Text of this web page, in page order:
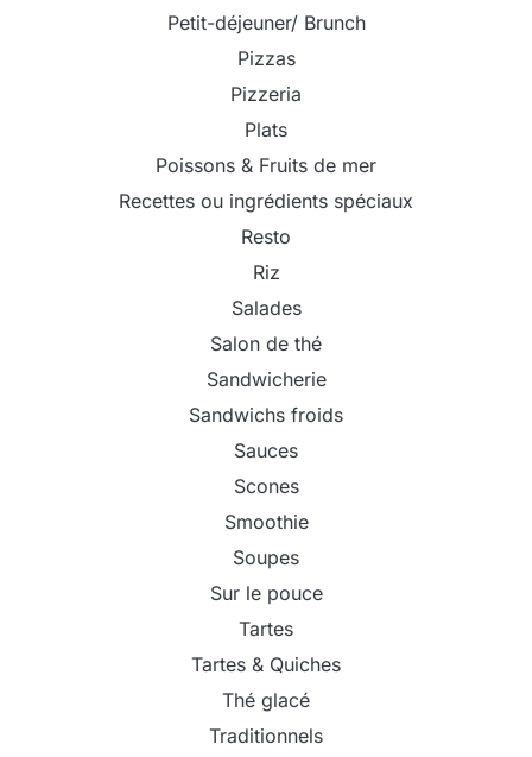
Petit-déjeuner/ Brunch
Pizzas
Pizzeria
Plats
Poissons & Fruits de mer
Recettes ou ingrédients spéciaux
Resto
Riz
Salades
Salon de thé
Sandwicherie
Sandwichs froids
Sauces
Scones
Smoothie
Soupes
Sur le pouce
Tartes
Tartes & Quiches
Thé glacé
Traditionnels